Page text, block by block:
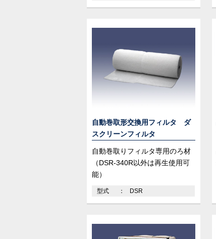
自動巻取形交換用フィルタ ダ
スクリーンフィルタ
自動巻取りフィルタ専用のろ材
（DSR-340R以外は再生使用可
能）
型式 DSR